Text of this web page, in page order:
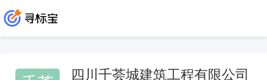
四川千荟城建筑工程有限公司